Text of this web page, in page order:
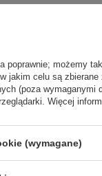
podrażnienia,
w zacienionym
nie wpłyną
aktualne
poprawnie; możemy
jakim celu są
(poza
Więcej
(wymagane)